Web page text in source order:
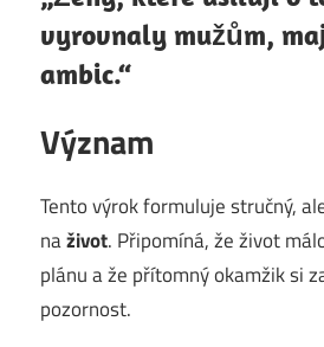
vyrovnaly mužům,
ambic.“
Význam
Tento výrok formuluje stručný,
naživot. Připomíná, že život
plánu a že přítomný okamžik si
pozornost.